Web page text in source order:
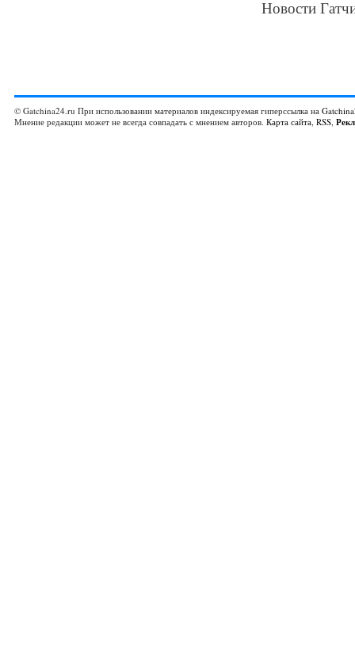
Новости
© Gatchina24.ru При использовании материалов индексируемая гиперссылка на
Мнение редакции может не всегда совпадать с мнением авторов. Карта сайта, RSS,